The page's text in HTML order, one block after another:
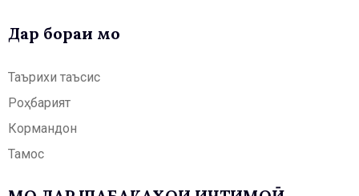
Дар бораи мо
Таърихи таъсис
Роҳбарият
Кормандон
Тамос